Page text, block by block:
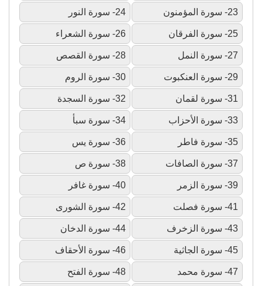
23- سورة المؤمنون 24- سورة النور
25- سورة الفرقان 26- سورة الشعراء
27- سورة النمل 28- سورة القصص
29- سورة العنكبوت 30- سورة الروم
31- سورة لقمان 32- سورة السجدة
33- سورة الأحزاب 34- سورة سبأ
35- سورة فاطر 36- سورة يس
37- سورة الصافات 38- سورة ص
39- سورة الزمر 40- سورة غافر
41- سورة فصلت 42- سورة الشورى
43- سورة الزخرف 44- سورة الدخان
45- سورة الجاثية 46- سورة الأحقاف
47- سورة محمد 48- سورة الفتح